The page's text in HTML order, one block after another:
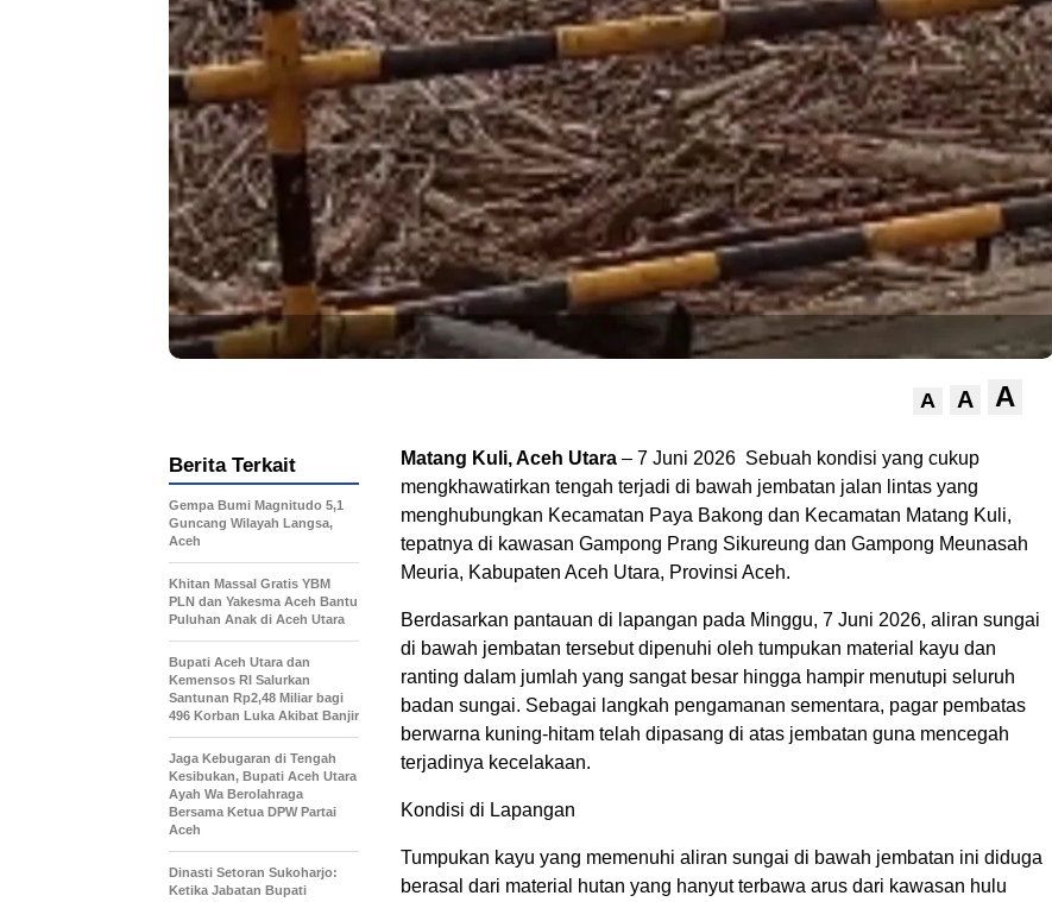
A A A
Matang Kuli, Aceh Utara – 7 Juni 2026 Sebuah kondisi yang cukup
mengkhawatirkan tengah terjadi di bawah jembatan jalan lintas yang
menghubungkan Kecamatan Paya Bakong dan Kecamatan Matang Kuli,
tepatnya di kawasan Gampong Prang Sikureung dan Gampong Meunasah
Meuria, Kabupaten Aceh Utara, Provinsi Aceh.
Berdasarkan pantauan di lapangan pada Minggu, 7 Juni 2026, aliran sungai
di bawah jembatan tersebut dipenuhi oleh tumpukan material kayu dan
ranting dalam jumlah yang sangat besar hingga hampir menutupi seluruh
badan sungai. Sebagai langkah pengamanan sementara, pagar pembatas
berwarna kuning-hitam telah dipasang di atas jembatan guna mencegah
terjadinya kecelakaan.
Kondisi di Lapangan
Tumpukan kayu yang memenuhi aliran sungai di bawah jembatan ini diduga
berasal dari material hutan yang hanyut terbawa arus dari kawasan hulu
Berita Terkait
Gempa Bumi Magnitudo 5,1
Guncang Wilayah Langsa,
Aceh
Khitan Massal Gratis YBM
PLN dan Yakesma Aceh Bantu
Puluhan Anak di Aceh Utara
Bupati Aceh Utara dan
Kemensos RI Salurkan
Santunan Rp2,48 Miliar bagi
496 Korban Luka Akibat Banjir
Jaga Kebugaran di Tengah
Kesibukan, Bupati Aceh Utara
Ayah Wa Berolahraga
Bersama Ketua DPW Partai
Aceh
Dinasti Setoran Sukoharjo:
Ketika Jabatan Bupati